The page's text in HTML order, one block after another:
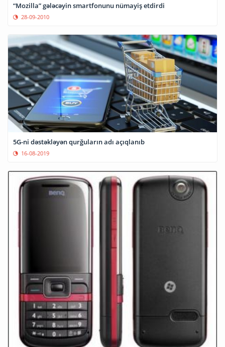
“Mozilla” gələcəyin smartfonunu nümayiş etdirdi
28-09-2010
5G-ni dəstəkləyən qurğuların adı açıqlanıb
16-08-2019